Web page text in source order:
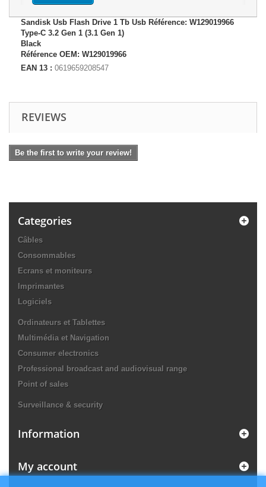
Sandisk Usb Flash Drive 1 Tb Usb Référence: W129019966
Type-C 3.2 Gen 1 (3.1 Gen 1)
Black
Référence OEM: W129019966
EAN 13 : 0619659208547
REVIEWS
Be the first to write your review!
Categories
Câbles
Consommables
Ecrans et moniteurs
Imprimantes
Logiciels
Ordinateurs et Tablettes
Multimédia et Navigation
Consumer electronics
Professional broadcast and audiovisual range
Point of sales
Surveillance & security
Information
My account